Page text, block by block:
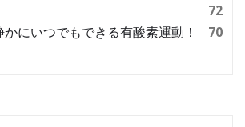
72
にいつでもできる有酸素運動！
70